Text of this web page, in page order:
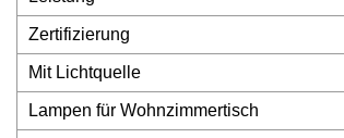
Zertifizierung
Mit Lichtquelle
Lampen für Wohnzimmertisch